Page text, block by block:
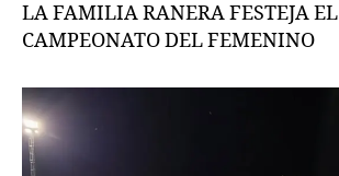
LA FAMILIA RANERA FESTEJA EL
CAMPEONATO DEL FEMENINO